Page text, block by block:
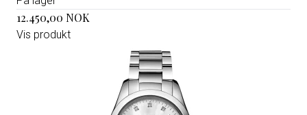
12.450,00 NOK
Vis produkt